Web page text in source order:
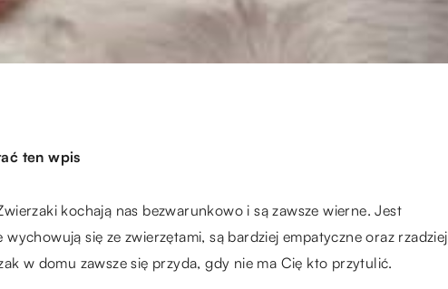
ten wpis
kochają nas bezwarunkowo i są zawsze wierne. Jest
się ze zwierzętami, są bardziej empatyczne oraz rzadziej
w domu zawsze się przyda, gdy nie ma Cię kto przytulić.